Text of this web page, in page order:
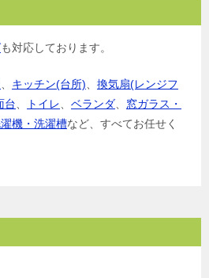
も対応しております。
、 キッチン(台所)、 換気扇(レンジフ
台、 トイレ、 ベランダ、 窓ガラス・
機・洗濯槽など、すべてお任せく